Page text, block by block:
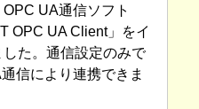
UA通信ソフト
OPC UA Client」をイ
た。通信設定のみで
信により連携できま